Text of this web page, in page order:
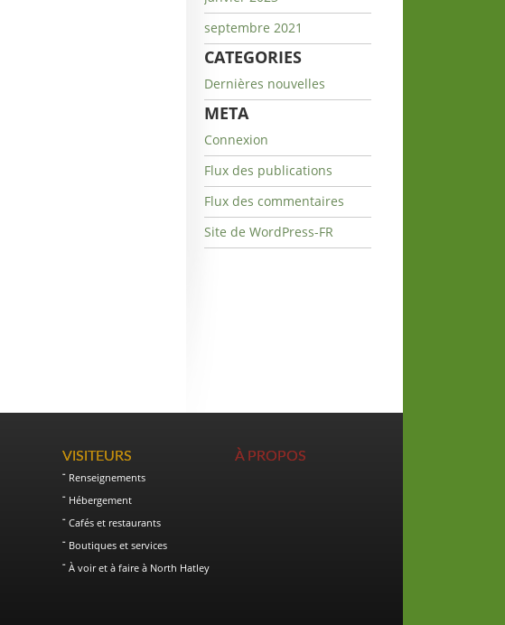
septembre 2021
CATEGORIES
Dernières nouvelles
META
Connexion
Flux des publications
Flux des commentaires
Site de WordPress-FR
VISITEURS
Renseignements
Hébergement
Cafés et restaurants
Boutiques et services
À voir et à faire à North Hatley
À PROPOS